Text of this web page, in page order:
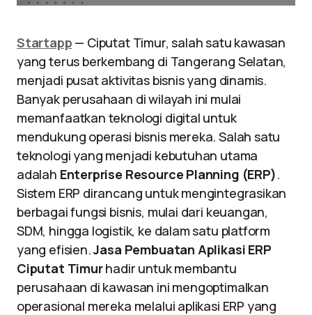
Startapp — Ciputat Timur, salah satu kawasan
yang terus berkembang di Tangerang Selatan,
menjadi pusat aktivitas bisnis yang dinamis.
Banyak perusahaan di wilayah ini mulai
memanfaatkan teknologi digital untuk
mendukung operasi bisnis mereka. Salah satu
teknologi yang menjadi kebutuhan utama
adalah Enterprise Resource Planning (ERP).
Sistem ERP dirancang untuk mengintegrasikan
berbagai fungsi bisnis, mulai dari keuangan,
SDM, hingga logistik, ke dalam satu platform
yang efisien.Jasa Pembuatan Aplikasi ERP
Ciputat Timurhadir untuk membantu
perusahaan di kawasan ini mengoptimalkan
operasional mereka melalui aplikasi ERP yang